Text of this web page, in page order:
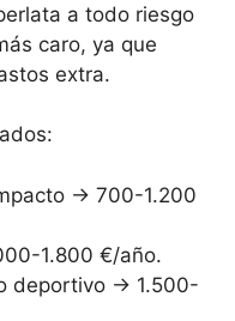
a todo riesgo
caro, ya que
extra.
→ 700-1.200
1.800 €/año.
deportivo → 1.500-